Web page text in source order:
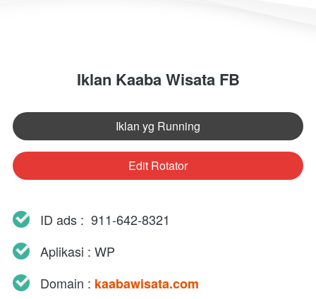
Iklan Kaaba Wisata FB
`Iklan yg Running
`Edit Rotator
ID ads : 911-642-8321
Aplikasi : WP
Domain : kaabawisata.com